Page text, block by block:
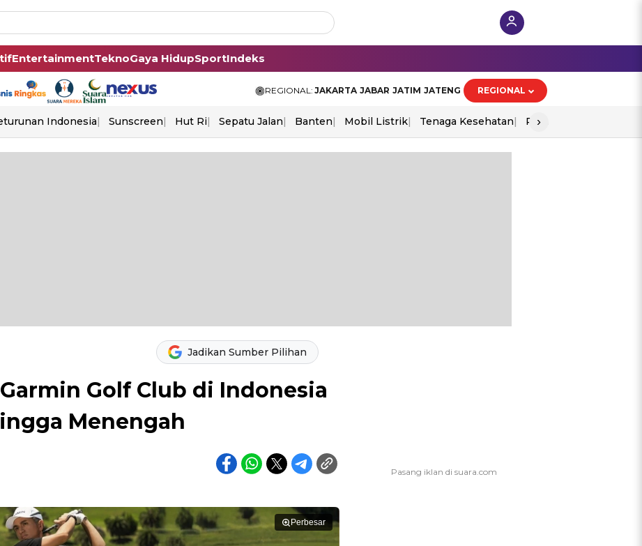
EntertainmentTeknoGaya HidupSportIndeks
REGIONAL: JAKARTA JABAR JATIM JATENG REGIONAL
Indonesia Sunscreen Hut Ri Sepatu Jalan Banten Mobil Listrik Tenaga Kesehatan Perang As-Iran
›
Jadikan Sumber Pilihan
Golf Club di Indonesia
Menengah
Perbesar